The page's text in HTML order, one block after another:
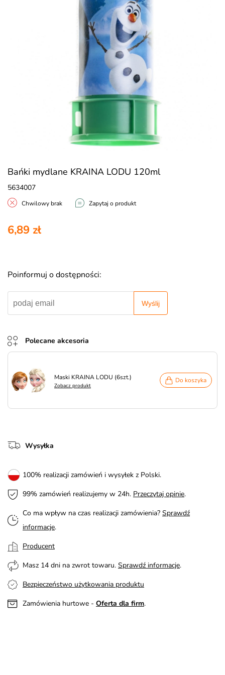
Bańki mydlane KRAINA LODU 120ml
5634007
Chwilowy brak Zapytaj o produkt
6,89 zł
Poinformuj o dostępności:
Wyślij
Polecane akcesoria
Maski KRAINA LODU (6szt.)
Zobacz produkt
Do koszyka
Wysyłka
100% realizacji zamówień i wysyłek z Polski.
99% zamówień realizujemy w 24h. Przeczytaj opinie.
Co ma wpływ na czas realizacji zamówienia? Sprawdź
informacje.
Producent
Masz 14 dni na zwrot towaru. Sprawdź informacje.
Bezpieczeństwo użytkowania produktu
Zamówienia hurtowe - Oferta dla firm.